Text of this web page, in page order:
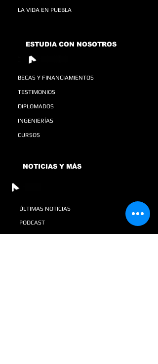
LA VIDA EN PUEBLA
ESTUDIA CON NOSOTROS
BECAS Y FINANCIAMIENTOS
TESTIMONIOS
DIPLOMADOS
INGENIERÍAS
CURSOS
NOTICIAS Y MÁS
ÚLTIMAS NOTICIAS
PODCAST